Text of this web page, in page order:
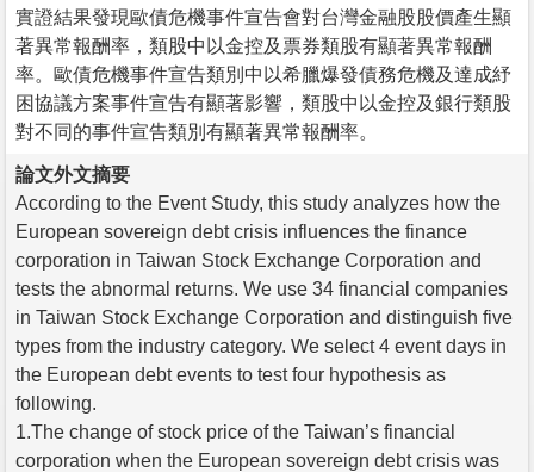
實證結果發現歐債危機事件宣告會對台灣金融股股價產生顯
著異常報酬率，類股中以金控及票券類股有顯著異常報酬
率。歐債危機事件宣告類別中以希臘爆發債務危機及達成紓
困協議方案事件宣告有顯著影響，類股中以金控及銀行類股
對不同的事件宣告類別有顯著異常報酬率。
論文外文摘要
According to the Event Study, this study analyzes how the
European sovereign debt crisis influences the finance
corporation in Taiwan Stock Exchange Corporation and
tests the abnormal returns. We use 34 financial companies
in Taiwan Stock Exchange Corporation and distinguish five
types from the industry category. We select 4 event days in
the European debt events to test four hypothesis as
following.
1.The change of stock price of the Taiwan’s financial
corporation when the European sovereign debt crisis was